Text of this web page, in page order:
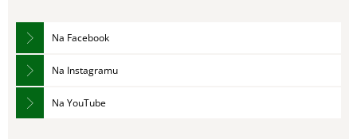
Na Facebook
Na Instagramu
Na YouTube